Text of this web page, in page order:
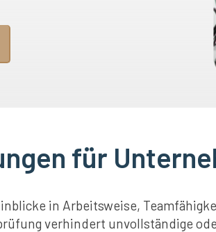
für
in Arbeitsweise,
verhindert unvollständige